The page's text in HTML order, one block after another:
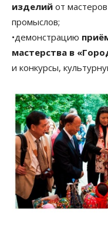
изделий от
промыслов;
•демонстрацию
мастерства в
и конкурсы,